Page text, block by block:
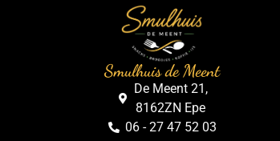
Smulhuis de Meent
De Meent 21,
8162ZN Epe
06 - 27 47 52 03